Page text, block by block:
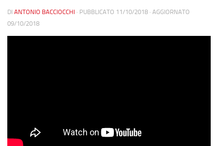
DI ANTONIO BACCIOCCHI · PUBBLICATO 11/10/2018 · AGGIORNATO
09/10/2018